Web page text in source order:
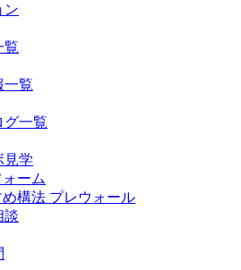
ン
覧
一覧
グ一覧
見学
ーム
構法 プレウォール
談